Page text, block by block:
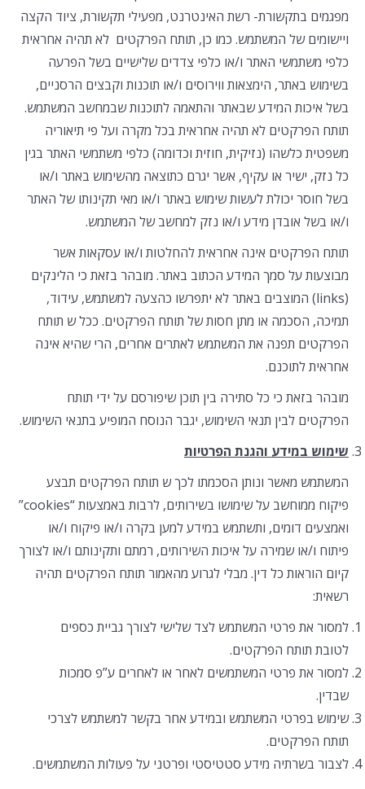
מפגמים בתקשורת- רשת האינטרנט, מפעילי תקשורת, ציוד הקצה
ויישומים של המשתמש. כמו כן, תותח הפרקטים לא תהיה אחראית
כלפי משתמשי האתר ו/או כלפי צדדים שלישיים בשל הפרעה
בשימוש באתר, הימצאות ווירוסים ו/או תוכנות וקבצים הרסניים,
בשל איכות המידע שבאתר והתאמה לתוכנות שבמחשב המשתמש.
תותח הפרקטים לא תהיה אחראית בכל מקרה ועל פי תיאוריה
משפטית כלשהו (נזיקית, חוזית וכדומה) כלפי משתמשי האתר בגין
כל נזק, ישיר או עקיף, אשר יגרם כתוצאה מהשימוש באתר ו/או
בשל חוסר יכולת לעשות שימוש באתר ו/או מאי תקינותו של האתר
ו/או בשל אובדן מידע ו/או נזק למחשב של המשתמש.
תותח הפרקטים אינה אחראית להחלטות ו/או עסקאות אשר
מבוצעות על סמך המידע הכתוב באתר. מובהר בזאת כי הלינקים
(links) המוצבים באתר לא יתפרשו כהצעה למשתמש, עידוד,
תמיכה, הסכמה או מתן חסות של תותח הפרקטים. ככל ש תותח
הפרקטים תפנה את המשתמש לאתרים אחרים, הרי שהיא אינה
אחראית לתוכנם.
מובהר בזאת כי כל סתירה בין תוכן שיפורסם על ידי תותח
הפרקטים לבין תנאי השימוש, יגבר הנוסח המופיע בתנאי השימוש.
שימוש במידע והגנת הפרטיות
המשתמש מאשר ונותן הסכמתו לכך ש תותח הפרקטים תבצע
פיקוח ממוחשב על שימושו בשירותים, לרבות באמצעות “cookies”
ואמצעים דומים, ותשתמש במידע למען בקרה ו/או פיקוח ו/או
פיתוח ו/או שמירה על איכות השירותים, רמתם ותקינותם ו/או לצורך
קיום הוראות כל דין. מבלי לגרוע מהאמור תותח הפרקטים תהיה
רשאית:
למסור את פרטי המשתמש לצד שלישי לצורך גביית כספים
לטובת תותח הפרקטים.
למסור את פרטי המשתמשים לאחר או לאחרים ע”פ סמכות
שבדין.
שימוש בפרטי המשתמש ובמידע אחר בקשר למשתמש לצרכי
תותח הפרקטים.
לצבור בשרתיה מידע סטטיסטי ופרטני על פעולות המשתמשים.